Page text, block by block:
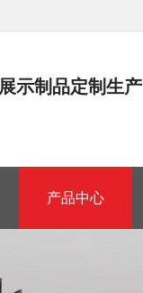
示制品定制生产
产品中心